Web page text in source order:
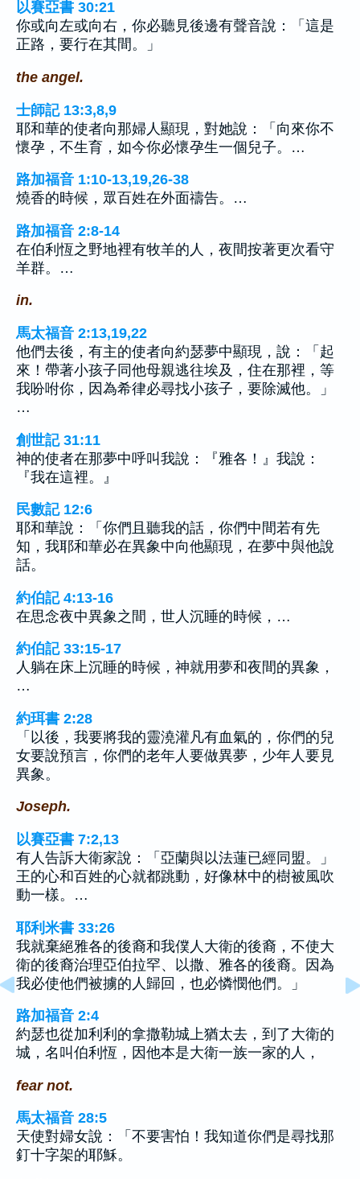
以賽亞書 30:21
你或向左或向右，你必聽見後邊有聲音說：「這是
正路，要行在其間。」
the angel.
士師記 13:3,8,9
耶和華的使者向那婦人顯現，對她說：「向來你不
懷孕，不生育，如今你必懷孕生一個兒子。…
路加福音 1:10-13,19,26-38
燒香的時候，眾百姓在外面禱告。…
路加福音 2:8-14
在伯利恆之野地裡有牧羊的人，夜間按著更次看守
羊群。…
in.
馬太福音 2:13,19,22
他們去後，有主的使者向約瑟夢中顯現，說：「起
來！帶著小孩子同他母親逃往埃及，住在那裡，等
我吩咐你，因為希律必尋找小孩子，要除滅他。」
…
創世記 31:11
神的使者在那夢中呼叫我說：『雅各！』我說：
『我在這裡。』
民數記 12:6
耶和華說：「你們且聽我的話，你們中間若有先
知，我耶和華必在異象中向他顯現，在夢中與他說
話。
約伯記 4:13-16
在思念夜中異象之間，世人沉睡的時候，…
約伯記 33:15-17
人躺在床上沉睡的時候，神就用夢和夜間的異象，
…
約珥書 2:28
「以後，我要將我的靈澆灌凡有血氣的，你們的兒
女要說預言，你們的老年人要做異夢，少年人要見
異象。
Joseph.
以賽亞書 7:2,13
有人告訴大衛家說：「亞蘭與以法蓮已經同盟。」
王的心和百姓的心就都跳動，好像林中的樹被風吹
動一樣。…
耶利米書 33:26
我就棄絕雅各的後裔和我僕人大衛的後裔，不使大
衛的後裔治理亞伯拉罕、以撒、雅各的後裔。因為
我必使他們被擄的人歸回，也必憐憫他們。」
路加福音 2:4
約瑟也從加利利的拿撒勒城上猶太去，到了大衛的
城，名叫伯利恆，因他本是大衛一族一家的人，
fear not.
馬太福音 28:5
天使對婦女說：「不要害怕！我知道你們是尋找那
釘十字架的耶穌。